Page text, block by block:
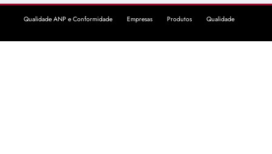
Qualidade ANP e Conformidade Empresas Produtos Qualidade